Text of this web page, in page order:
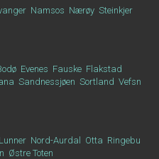
Namsos Nærøy Steinkjer
Evenes Fauske Flakstad
Sandnessjøen Sortland Vefsn
Lunner Nord-Aurdal Otta Ringebu
Østre Toten